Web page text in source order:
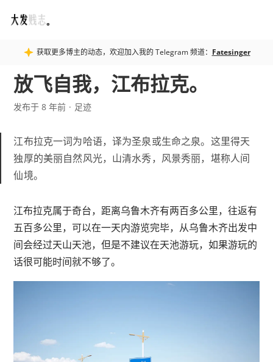
Fatesinger
获取更多博主的动态，欢迎加入我的 Telegram 频道： Fatesinger
放飞自我，江布拉克。
发布于 8 年前 足迹
江布拉克一词为哈语，译为圣泉或生命之泉。这里得天
独厚的美丽自然风光，山清水秀，风景秀丽，堪称人间
仙境。
江布拉克属于奇台，距离乌鲁木齐有两百多公里，往返有
五百多公里，可以在一天内游览完毕，从乌鲁木齐出发中
间会经过天山天池，但是不建议在天池游玩，如果游玩的
话很可能时间就不够了。